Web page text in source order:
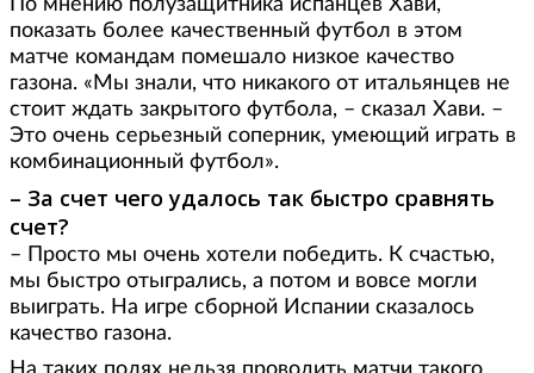
По мнению полузащитника испанцев Хави,
показать более качественный футбол в этом
матче командам помешало низкое качество
газона. « Мы знали, что никакого от итальянцев не
стоит ждать закрытого футбола, – сказал Хави. –
Это очень серьезный соперник, умеющий играть в
комбинационный футбол».
– За счет чего удалось так быстро сравнять
счет?
– Просто мы очень хотели победить. К счастью,
мы быстро отыгрались, а потом и вовсе могли
выиграть. На игре сборной Испании сказалось
качество газона.